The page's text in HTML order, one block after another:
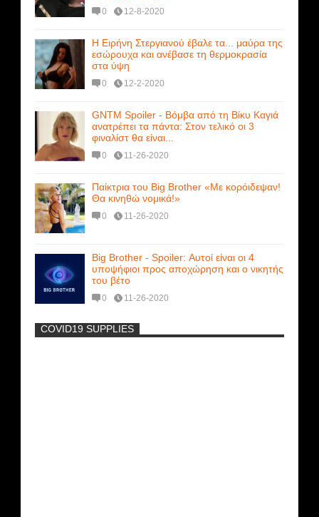
0 12-8-2020
Η Ειρήνη Στεργιανού έβαλε τα... μαύρα της
εσώρουχα και ανέβασε τη θερμοκρασία
στα ύψη
0 12-2-2020
GNTM Spoiler - Βόμβα από τη Βίκυ Καγιά
ανατρέπει τα πάντα: Στον τελικό οι 3
φιναλίστ θα είναι...
0 11-26-2020
Παίκτρια του Big Brother «Με κορόιδεψαν!
Θα κινηθώ νομικά!»
0 11-26-2020
Big Brother - Spoiler: Αυτοί είναι οι 4
υποψήφιοι προς αποχώρηση και ο νικητής
του βέτο
0 11-26-2020
-
COVID19 SUPPLIES